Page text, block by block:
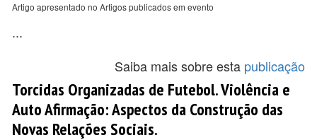
Artigo apresentado no Artigos publicados em evento
...
Saiba mais sobre esta publicação
Torcidas Organizadas de Futebol. Violência e
Auto Afirmação: Aspectos da Construção das
Novas Relações Sociais.